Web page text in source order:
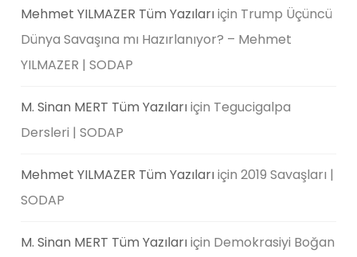
Mehmet YILMAZER Tüm Yazılarıiçin Trump Üçüncü
Dünya Savaşına mı Hazırlanıyor? – Mehmet
YILMAZER | SODAP
M. Sinan MERT Tüm Yazılarıiçin Tegucigalpa
Dersleri | SODAP
Mehmet YILMAZER Tüm Yazılarıiçin2019 Savaşları |
SODAP
M. Sinan MERT Tüm Yazılarıiçin Demokrasiyi Boğan